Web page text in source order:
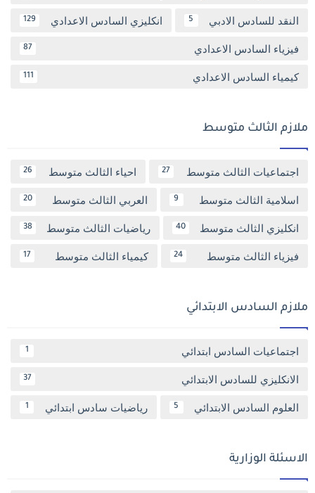
النقد للسادس الادبي 5 انكليزي السادس الاعدادي 129
فيزياء السادس الاعدادي 87
كيمياء السادس الاعدادي 111
ملازم الثالث متوسط
اجتماعيات الثالث متوسط 27 احياء الثالث متوسط 26
اسلامية الثالث متوسط 9 العربي الثالث متوسط 20
انكليزي الثالث متوسط 40 رياضيات الثالث متوسط 38
فيزياء الثالث متوسط 24 كيمياء الثالث متوسط 17
ملازم السادس الابتدائي
اجتماعيات السادس ابتدائي 1
الانكليزي للسادس الابتدائي 37
العلوم السادس الابتدائي 5 رياضيات سادس ابتدائي 1
الاسئلة الوزارية